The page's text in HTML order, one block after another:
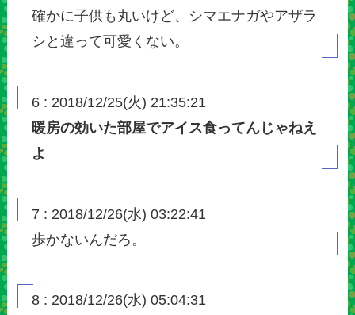
確かに子供も丸いけど、シマエナガやアザラ
シと違って可愛くない。
6 : 2018/12/25(火) 21:35:21
暖房の効いた部屋でアイス食ってんじゃねえ
よ
7 : 2018/12/26(水) 03:22:41
歩かないんだろ。
8 : 2018/12/26(水) 05:04:31